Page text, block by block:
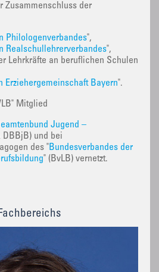
Zusammenschluss der
Philologenverbandes",
Realschullehrerverbandes",
Lehrkräfte an beruflichen Schulen
Erziehergemeinschaft Bayern".
Mitglied
Jugend –
DBBjB) und bei
des "Bundesverbandes der
" (BvLB) vernetzt.